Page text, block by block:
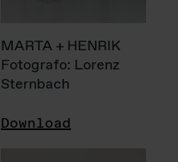
MARTA + HENRIK
Fotografo: Lorenz
Sternbach
Download